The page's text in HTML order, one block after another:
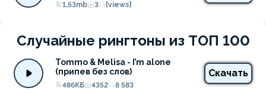
1,53mb 3 {views}
Случайные рингтоны из ТОП 100
Tommo & Melisa - I’m alone
(припев без слов)
486КБ 4352 8 583
Скачать